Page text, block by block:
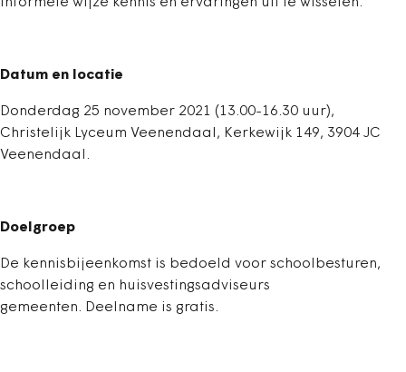
Datum en locatie
Donderdag 25 november 2021 (13.00-16.30 uur),
Christelijk Lyceum Veenendaal, Kerkewijk 149, 3904 JC
Veenendaal.
Doelgroep
De kennisbijeenkomst is bedoeld voor schoolbesturen,
schoolleiding en huisvestingsadviseurs
gemeenten. Deelname is gratis.